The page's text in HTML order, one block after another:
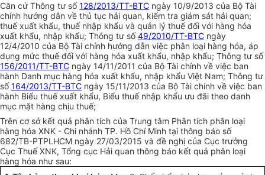
Căn cứ Thông tư số128/2013/TT-BTC ngày 10/9/2013 của Bộ Tài
chính hướng dẫn về thủ tục hải quan, kiểm tra giám sát hải quan;
thuế xuất khẩu, thuế nhập khẩu và quản lý thuế đối với hàng hóa
xuất khẩu, nhập khẩu; Thông tư số49/2010/TT-BTC ngày
12/4/2010 của Bộ Tài chính hướng dẫn việc phân loại hàng hóa, áp
dụng mức thuế đối với hàng hóa xuất khẩu, nhập khẩu; Thông tư số
156/2011/TT-BTC ngày 14/11/2011 của Bộ Tài chính về việc ban
hành Danh mục hàng hóa xuất khẩu, nhập khẩu Việt Nam; Thông tư
số164/2013/TT-BTC ngày 15/11/2013 của Bộ Tài chính về việc ban
hành Biểu thuế xuất khẩu, Biểu thuế nhập khẩu ưu đãi theo danh
mục mặt hàng chịu thuế;
Trên cơ sở kết quả phân tích của Trung tâm Phân tích phân loại
hàng hóa XNK - Chi nhánh TP. Hồ Chí Minh tại thông báo số
682/TB-PTPLHCM ngày 27/03/2015 và đề nghị của Cục trưởng
Cục Thuế XNK, Tổng cục Hải quan thông báo kết quả phân loại
hàng hóa như sau: